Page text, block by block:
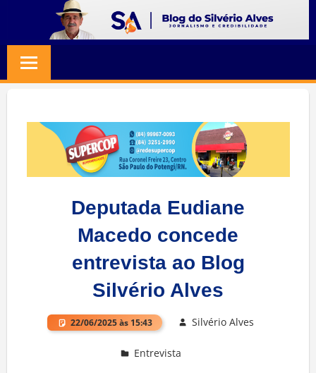
content
SILVERIO
ALVES
Jornalismo
Credibilidade
Deputada Eudiane
Macedo concede
entrevista ao Blog
Silvério Alves
22/06/2025 às 15:43 Silvério Alves
Entrevista